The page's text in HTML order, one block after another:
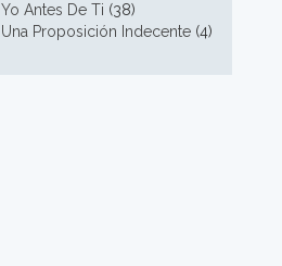
Yo Antes De Ti (38)
Una Proposición Indecente (4)